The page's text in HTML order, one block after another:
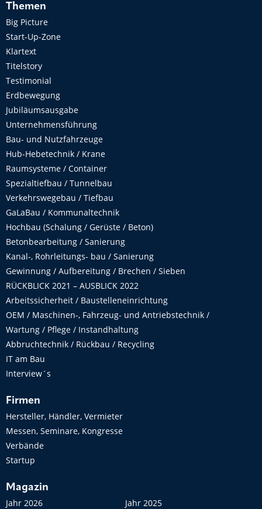
Themen
Big Picture
Start-Up-Zone
Klartext
Titelstory
Testimonial
Erdbewegung
Jubiläumsausgabe
Unternehmensführung
Bau- und Nutzfahrzeuge
Hub-Hebetechnik / Krane
Raumsysteme / Container
Spezialtiefbau / Tunnelbau
Verkehrswegebau / Tiefbau
GaLaBau / Kommunaltechnik
Hochbau (Schalung / Gerüste / Beton)
Betonbearbeitung / Sanierung
Kanal-, Rohrleitungs- bau / Sanierung
Gewinnung / Aufbereitung / Brechen / Sieben
RÜCKBLICK 2021 – AUSBLICK 2022
Arbeitssicherheit / Baustelleneinrichtung
OEM / Maschinen-, Fahrzeug- und Antriebstechnik /
Wartung / Pflege / Instandhaltung
Abbruchtechnik / Rückbau / Recycling
IT am Bau
Interview´s
Firmen
Hersteller, Händler, Vermieter
Messen, Seminare, Kongresse
Verbände
Startup
Magazin
Jahr 2026
Jahr 2025